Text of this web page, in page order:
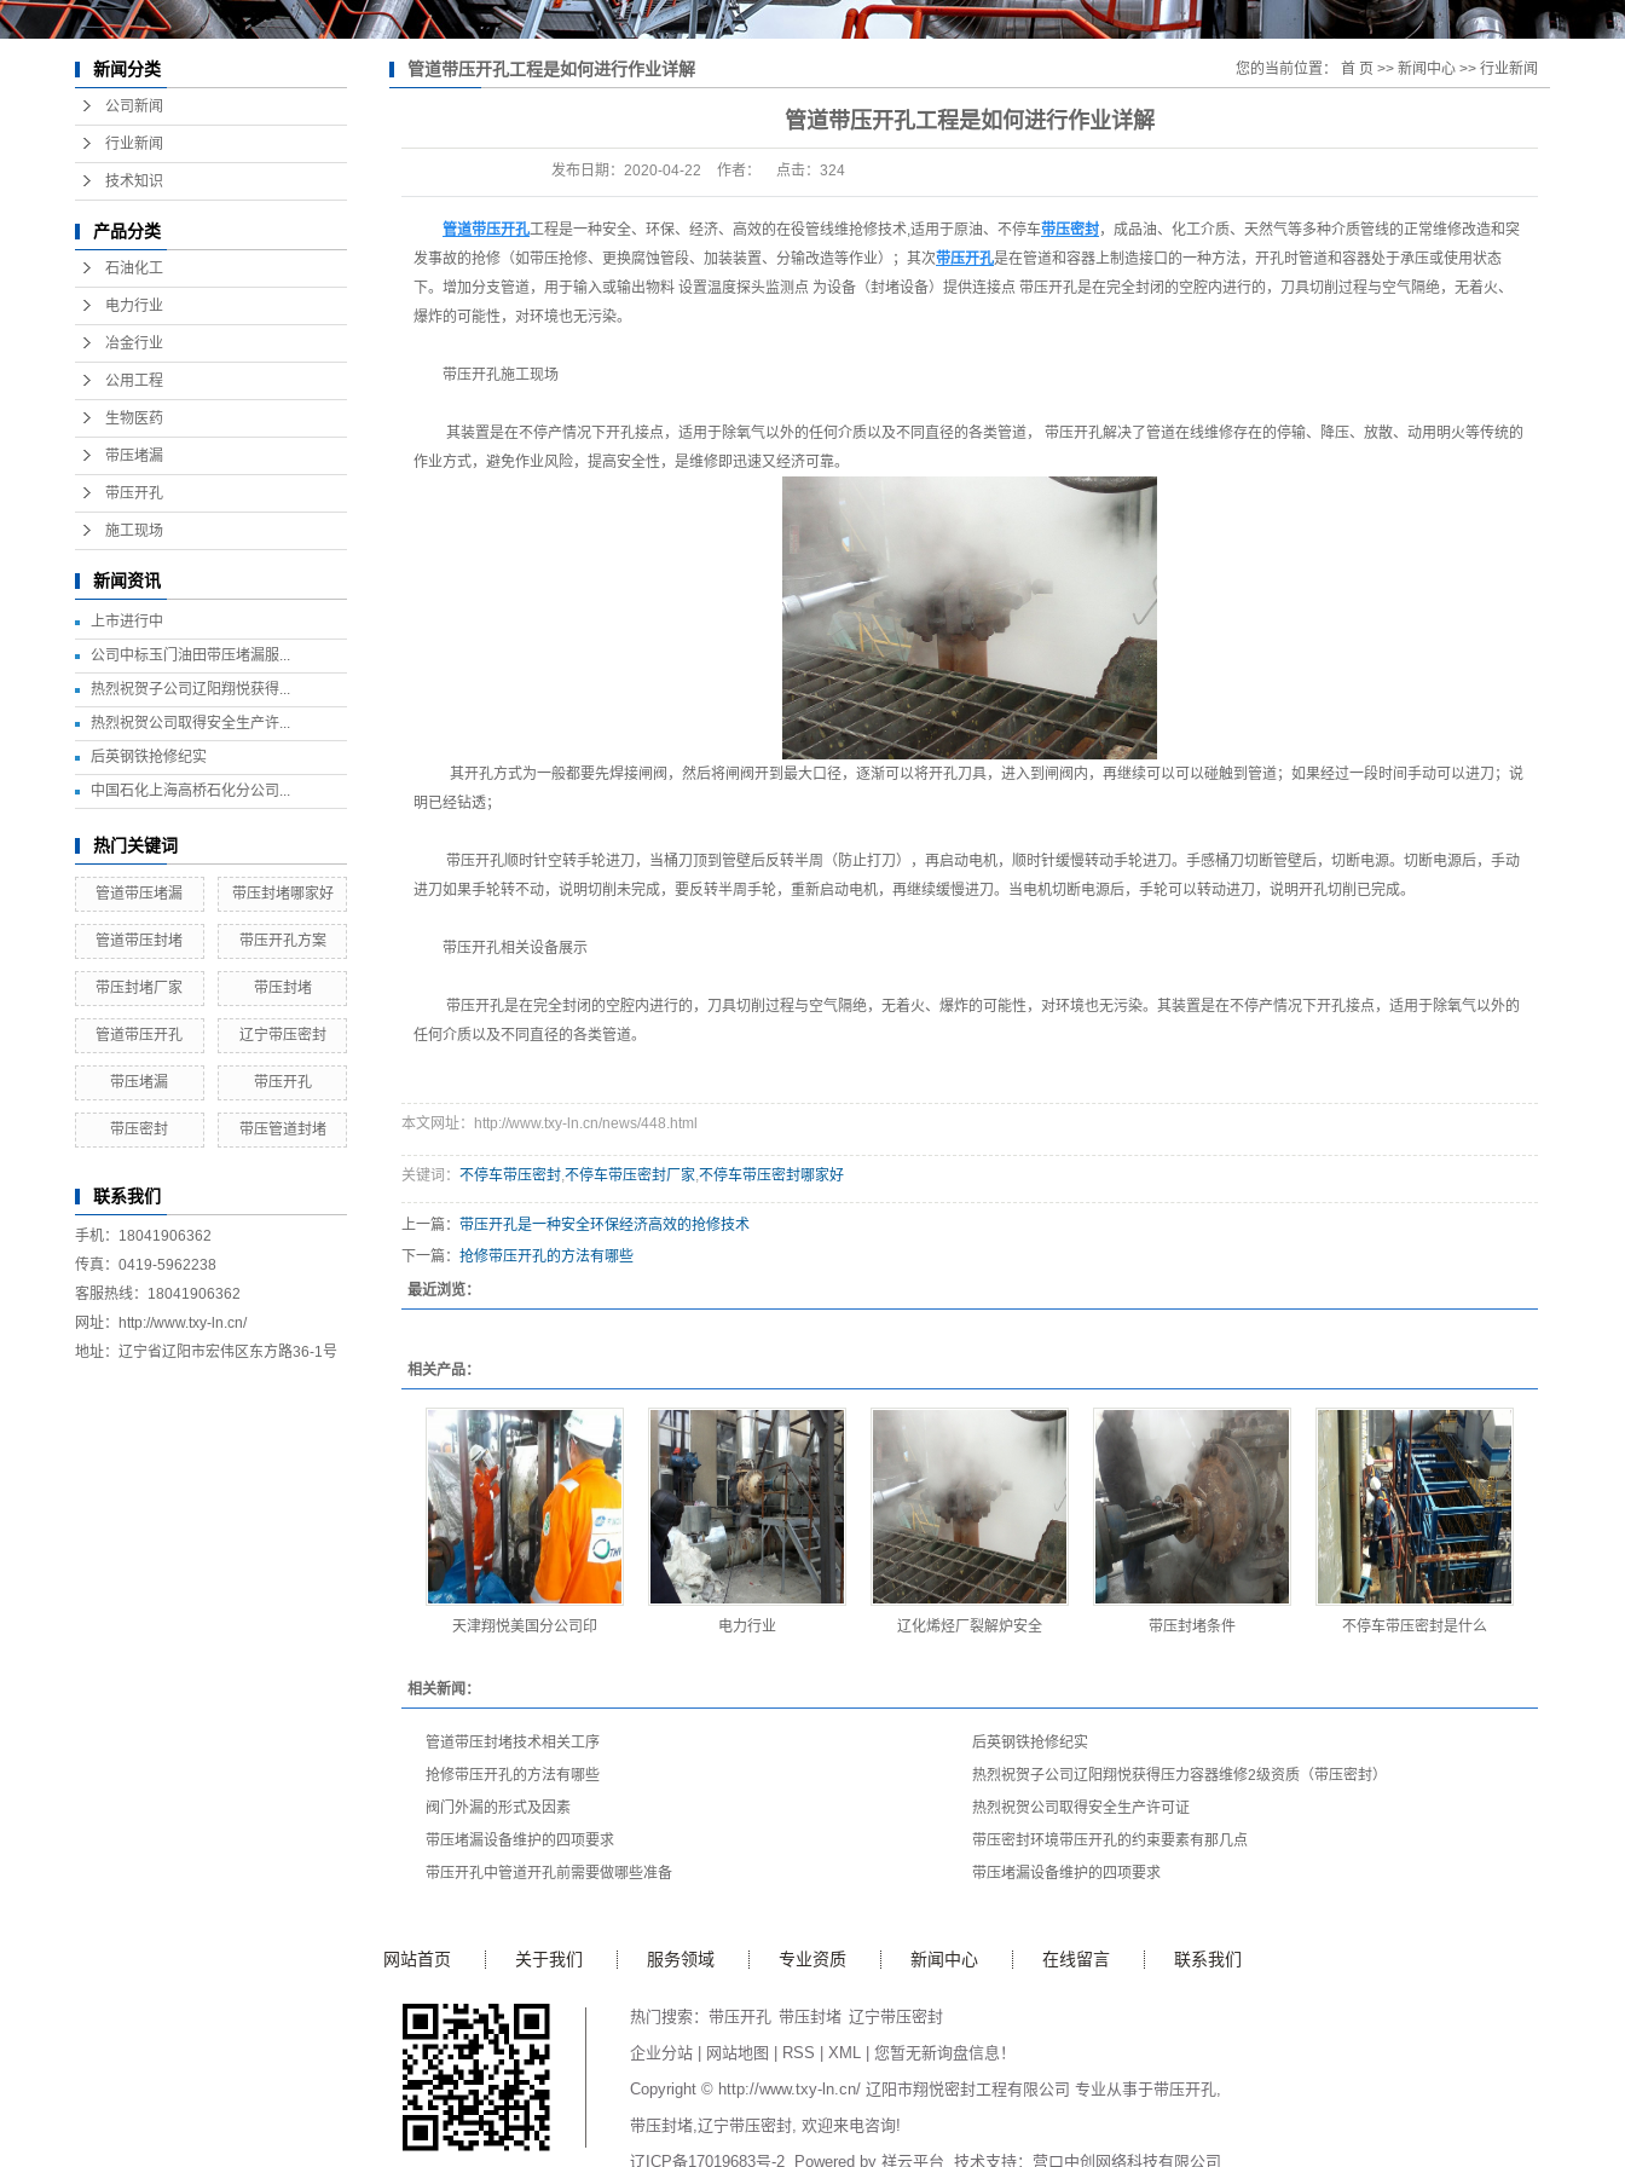
新闻分类
公司新闻
行业新闻
技术知识
产品分类
石油化工
电力行业
冶金行业
公用工程
生物医药
带压堵漏
带压开孔
施工现场
新闻资讯
上市进行中
公司中标玉门油田带压堵漏服...
热烈祝贺子公司辽阳翔悦获得...
热烈祝贺公司取得安全生产许...
后英钢铁抢修纪实
中国石化上海高桥石化分公司...
热门关键词
管道带压堵漏 带压封堵哪家好
管道带压封堵 带压开孔方案
带压封堵厂家 带压封堵
管道带压开孔 辽宁带压密封
带压堵漏 带压开孔
带压密封 带压管道封堵
联系我们
手机：18041906362
传真：0419-5962238
客服热线：18041906362
网址：http://www.txy-ln.cn/
地址：辽宁省辽阳市宏伟区东方路36-1号
管道带压开孔工程是如何进行作业详解 您的当前位置： 首 页 >> 新闻中心 >> 行业新闻
管道带压开孔工程是如何进行作业详解
发布日期： 2020-04-22 作者： 点击： 324
管道带压开孔工程是一种安全、环保、经济、高效的在役管线维抢修技术,适用于原油、不停车带压密封，成品油、化工介质、天然气等多种介质管线的正常维修改造和突
发事故的抢修（如带压抢修、更换腐蚀管段、加装装置、分输改造等作业）；其次带压开孔是在管道和容器上制造接口的一种方法，开孔时管道和容器处于承压或使用状态
下。增加分支管道，用于输入或输出物料 设置温度探头监测点 为设备（封堵设备）提供连接点 带压开孔是在完全封闭的空腔内进行的，刀具切削过程与空气隔绝，无着火、
爆炸的可能性，对环境也无污染。
带压开孔施工现场
其装置是在不停产情况下开孔接点，适用于除氧气以外的任何介质以及不同直径的各类管道， 带压开孔解决了管道在线维修存在的停输、降压、放散、动用明火等传统的
作业方式，避免作业风险，提高安全性，是维修即迅速又经济可靠。
其开孔方式为一般都要先焊接闸阀，然后将闸阀开到最大口径，逐渐可以将开孔刀具，进入到闸阀内，再继续可以可以碰触到管道；如果经过一段时间手动可以进刀；说
明已经钻透；
带压开孔顺时针空转手轮进刀，当桶刀顶到管壁后反转半周（防止打刀），再启动电机，顺时针缓慢转动手轮进刀。手感桶刀切断管壁后，切断电源。切断电源后，手动
进刀如果手轮转不动，说明切削未完成，要反转半周手轮，重新启动电机，再继续缓慢进刀。当电机切断电源后，手轮可以转动进刀，说明开孔切削已完成。
带压开孔相关设备展示
带压开孔是在完全封闭的空腔内进行的，刀具切削过程与空气隔绝，无着火、爆炸的可能性，对环境也无污染。其装置是在不停产情况下开孔接点，适用于除氧气以外的
任何介质以及不同直径的各类管道。
本文网址：http://www.txy-ln.cn/news/448.html
关键词： 不停车带压密封,不停车带压密封厂家,不停车带压密封哪家好
上一篇： 带压开孔是一种安全环保经济高效的抢修技术
下一篇： 抢修带压开孔的方法有哪些
最近浏览：
相关产品：
天津翔悦美国分公司印 电力行业 辽化烯烃厂裂解炉安全 带压封堵条件 不停车带压密封是什么
相关新闻：
管道带压封堵技术相关工序
后英钢铁抢修纪实
抢修带压开孔的方法有哪些
热烈祝贺子公司辽阳翔悦获得压力容器维修2级资质（带压密封）
阀门外漏的形式及因素
热烈祝贺公司取得安全生产许可证
带压堵漏设备维护的四项要求
带压密封环境带压开孔的约束要素有那几点
带压开孔中管道开孔前需要做哪些准备
带压堵漏设备维护的四项要求
网站首页 关于我们 服务领域 专业资质 新闻中心 在线留言 联系我们
热门搜索： 带压开孔 带压封堵 辽宁带压密封
企业分站
网站地图 RSS XML
您暂无新询盘信息！
Copyright © http://www.txy-ln.cn/ 辽阳市翔悦密封工程有限公司 专业从事于带压开孔,
带压封堵,辽宁带压密封, 欢迎来电咨询!
辽ICP备17019683号-2 Powered by 祥云平台 技术支持： 营口中创网络科技有限公司